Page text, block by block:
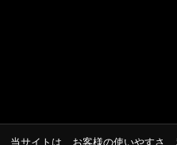
当サイトは、お客様の使いやすさ